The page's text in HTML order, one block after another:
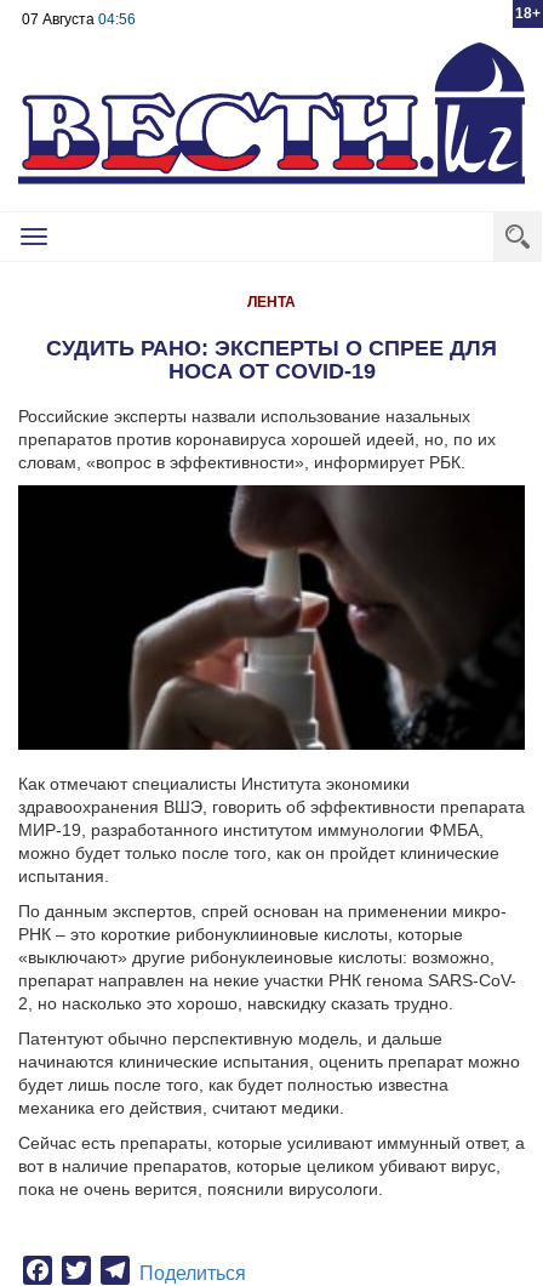
18+
07 Августа 04:56
Toggle
ЛЕНТА
СУДИТЬ РАНО: ЭКСПЕРТЫ О СПРЕЕ ДЛЯ
НОСА ОТ COVID-19
Российские эксперты назвали использование назальных
препаратов против коронавируса хорошей идеей, но, по их
словам, «вопрос в эффективности», информирует РБК.
Как отмечают специалисты Института экономики
здравоохранения ВШЭ, говорить об эффективности препарата
МИР-19, разработанного институтом иммунологии ФМБА,
можно будет только после того, как он пройдет клинические
испытания.
По данным экспертов, спрей основан на применении микро-
РНК – это короткие рибонуклииновые кислоты, которые
«выключают» другие рибонуклеиновые кислоты: возможно,
препарат направлен на некие участки РНК генома SARS-CoV-
2, но насколько это хорошо, навскидку сказать трудно.
Патентуют обычно перспективную модель, и дальше
начинаются клинические испытания, оценить препарат можно
будет лишь после того, как будет полностью известна
механика его действия, считают медики.
Сейчас есть препараты, которые усиливают иммунный ответ, а
вот в наличие препаратов, которые целиком убивают вирус,
пока не очень верится, пояснили вирусологи.
Facebook
TwitterTelegram
Поделиться